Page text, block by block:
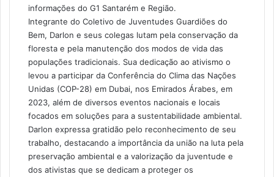
informações do G1 Santarém e Região.
Integrante do Coletivo de Juventudes Guardiões do
Bem, Darlon e seus colegas lutam pela conservação da
floresta e pela manutenção dos modos de vida das
populações tradicionais. Sua dedicação ao ativismo o
levou a participar da Conferência do Clima das Nações
Unidas (COP-28) em Dubai, nos Emirados Árabes, em
2023, além de diversos eventos nacionais e locais
focados em soluções para a sustentabilidade ambiental.
Darlon expressa gratidão pelo reconhecimento de seu
trabalho, destacando a importância da união na luta pela
preservação ambiental e a valorização da juventude e
dos ativistas que se dedicam a proteger os